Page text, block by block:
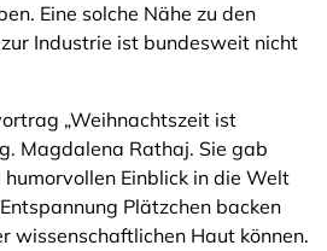
Eine solche Nähe zu den
Industrie ist bundesweit nicht
„Weihnachtszeit ist
Magdalena Rathaj. Sie gab
Einblick in die Welt
Plätzchen backen
wissenschaftlichen Haut können.